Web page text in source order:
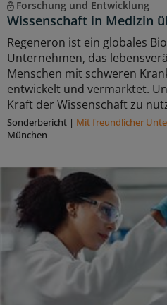
Forschung und Entwicklung
Wissenschaft in Medizin
Regeneron ist ein globales
Unternehmen, das
Menschen mit schweren
entwickelt und vermarktet.
Kraft der Wissenschaft zu
Sonderbericht | Mit freundlicher
München